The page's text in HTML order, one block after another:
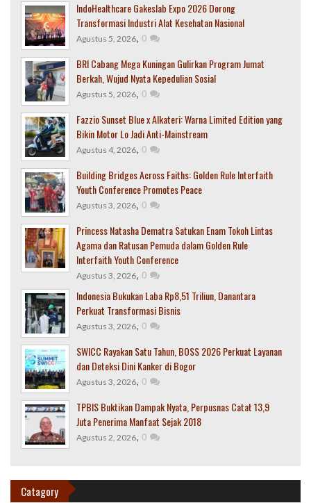
IndoHealthcare Gakeslab Expo 2026 Dorong
Transformasi Industri Alat Kesehatan Nasional
Agustus 5, 2026, 0
BRI Cabang Mega Kuningan Gulirkan Program Jumat
Berkah, Wujud Nyata Kepedulian Sosial
Agustus 5, 2026, 0
Fazzio Sunset Blue x Alkateri: Warna Limited Edition yang
Bikin Motor Lo Jadi Anti-Mainstream
Agustus 4, 2026, 0
Building Bridges Across Faiths: Golden Rule Interfaith
Youth Conference Promotes Peace
Agustus 3, 2026, 0
Princess Natasha Dematra Satukan Enam Tokoh Lintas
Agama dan Ratusan Pemuda dalam Golden Rule
Interfaith Youth Conference
Agustus 3, 2026, 0
Indonesia Bukukan Laba Rp8,51 Triliun, Danantara
Perkuat Transformasi Bisnis
Agustus 3, 2026, 0
SWICC Rayakan Satu Tahun, BOSS 2026 Perkuat Layanan
dan Deteksi Dini Kanker di Bogor
Agustus 3, 2026, 0
TPBIS Buktikan Dampak Nyata, Perpusnas Catat 13,9
Juta Penerima Manfaat Sejak 2018
Agustus 2, 2026, 0
Catagory